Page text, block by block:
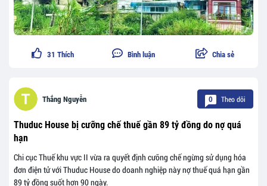
31 Thích Bình luận Chia sẻ
Thắng Nguyễn 0 Theo dõi
Thuduc House bị cưỡng chế thuế gần 89 tỷ đồng do nợ quá
hạn
Chi cục Thuế khu vực II vừa ra quyết định cưỡng chế ngừng sử dụng hóa
đơn điện tử với Thuduc House do doanh nghiệp này nợ thuế quá hạn gần
89 tỷ đồng suốt hơn 90 ngày.